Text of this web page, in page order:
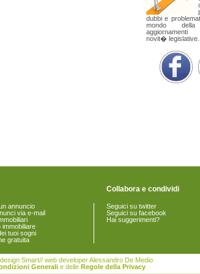
dubbi e
mondo
novit� legislative.
annuncio
via e-mail
immobiliare
tuoi sogni
gratuita
Collabora e condividi
Seguici su twitter
Seguici su facebook
Hai suggerimenti?
Smart// web developer Alessandro De Medio
Generali e delle Regole della Privacy